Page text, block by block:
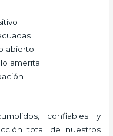
abierto
amerita
confiables y
total de nuestros